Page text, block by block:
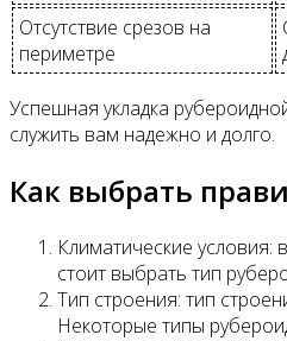
Отсутствие срезов на
периметре
Успешная укладка
служить вам надежно и долго.
Как выбрать
Климатические
стоит выбрать тип
Тип строения: тип
Некоторые типы